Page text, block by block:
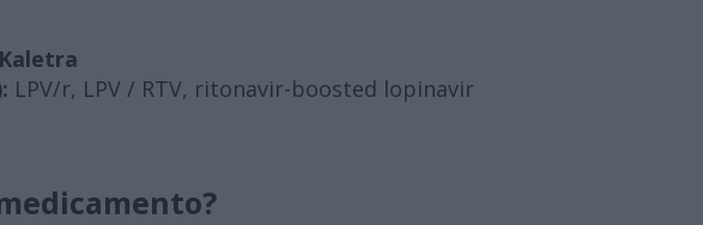
LPV/r, LPV / RTV, ritonavir-boosted lopinavir